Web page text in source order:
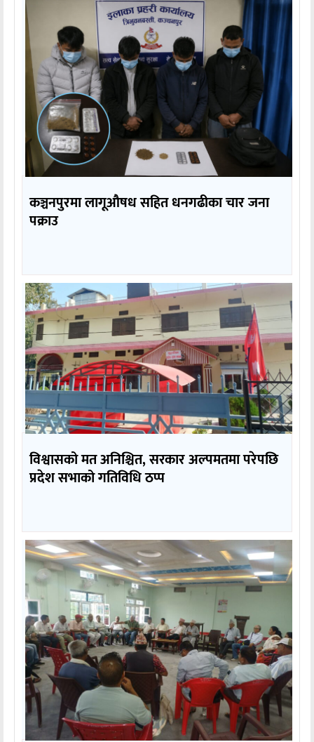
कञ्चनपुरमा लागूऔषध सहित धनगढीका चार जना
पक्राउ
विश्वासको मत अनिश्चित, सरकार अल्पमतमा परेपछि
प्रदेश सभाको गतिविधि ठप्प